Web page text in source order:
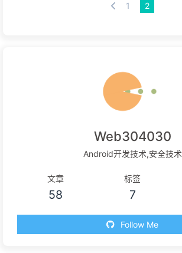
1 2
Web304030
Android开发技术,安全技术
文章
58
标签
7
Follow Me